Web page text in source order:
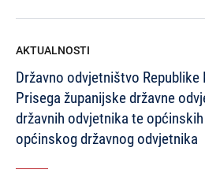
AKTUALNOSTI
Državno odvjetništvo Republike
Prisega županijske državne
državnih odvjetnika te
općinskog državnog odvjetnika